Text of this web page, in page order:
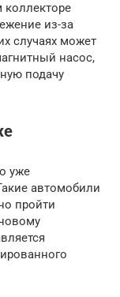
коллекторе
из-за
случаях может
насос,
подачу
уже
автомобили
пройти